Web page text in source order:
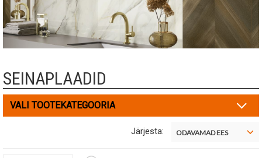
SEINAPLAADID
VALI TOOTEKATEGOORIA
Järjesta: ODAVAMAD EES